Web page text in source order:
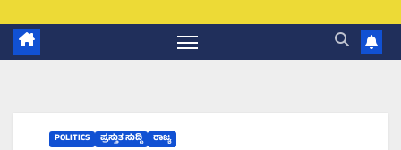
POLITICS ಪ್ರಸ್ತುತ ಸುದ್ದಿ ರಾಜ್ಯ